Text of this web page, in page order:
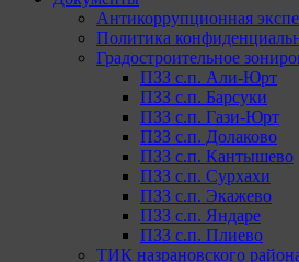
Антикоррупционная
Политика
Градостроительное
ПЗЗ с.п. Али-Юрт
ПЗЗ с.п. Барсуки
ПЗЗ с.п. Гази-Юрт
ПЗЗ с.п. Долаково
ПЗЗ с.п. Кантышево
ПЗЗ с.п. Сурхахи
ПЗЗ с.п. Экажево
ПЗЗ с.п. Яндаре
ПЗЗ с.п. Плиево
ТИК назрановского